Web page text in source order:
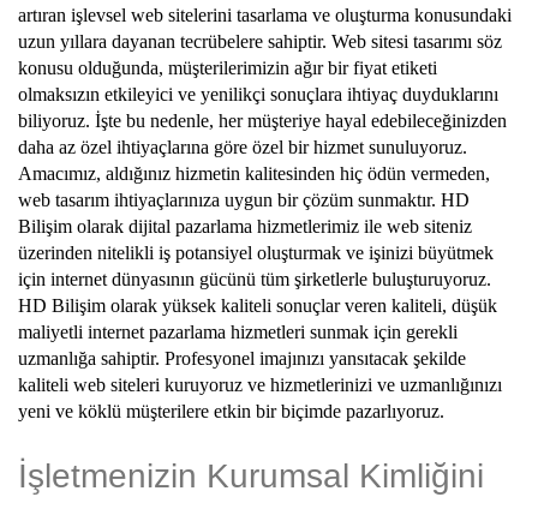
artıran işlevsel web sitelerini tasarlama ve oluşturma konusundaki
uzun yıllara dayanan tecrübelere sahiptir. Web sitesi tasarımı söz
konusu olduğunda, müşterilerimizin ağır bir fiyat etiketi
olmaksızın etkileyici ve yenilikçi sonuçlara ihtiyaç duyduklarını
biliyoruz. İşte bu nedenle, her müşteriye hayal edebileceğinizden
daha az özel ihtiyaçlarına göre özel bir hizmet sunuluyoruz.
Amacımız, aldığınız hizmetin kalitesinden hiç ödün vermeden,
web tasarım ihtiyaçlarınıza uygun bir çözüm sunmaktır. HD
Bilişim olarak dijital pazarlama hizmetlerimiz ile web siteniz
üzerinden nitelikli iş potansiyel oluşturmak ve işinizi büyütmek
için internet dünyasının gücünü tüm şirketlerle buluşturuyoruz.
HD Bilişim olarak yüksek kaliteli sonuçlar veren kaliteli, düşük
maliyetli internet pazarlama hizmetleri sunmak için gerekli
uzmanlığa sahiptir. Profesyonel imajınızı yansıtacak şekilde
kaliteli web siteleri kuruyoruz ve hizmetlerinizi ve uzmanlığınızı
yeni ve köklü müşterilere etkin bir biçimde pazarlıyoruz.
İşletmenizin Kurumsal Kimliğini